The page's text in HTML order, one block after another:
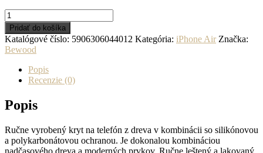
množstvo
Drevený
kryt
na
mobil
živicou
iPhone
17
Air
Planéty
-
Merkur
Pridať do košíka
Katalógové číslo: 5906306044012 Kategória: iPhone Air Značka:
Bewood
Popis
Recenzie (0)
Popis
Ručne vyrobený kryt na telefón z dreva v kombinácii so silikónovou
a polykarbonátovou ochranou. Je dokonalou kombináciou
nadčasového dreva a moderných prvkov. Ručne leštený a lakovaný